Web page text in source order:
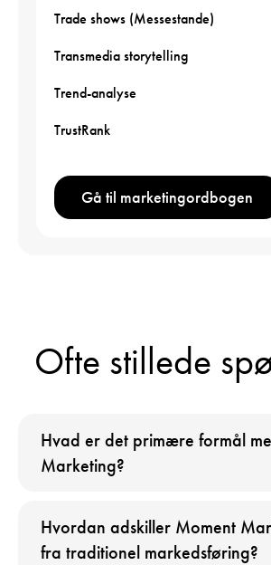
Trade shows (Messestande)
Transmedia storytelling
Trend-analyse
TrustRank
Gå til marketingordbogen
Ofte stillede
Hvad er det primære formål
Marketing?
Hvordan adskiller Moment
fra traditionel markedsføring?